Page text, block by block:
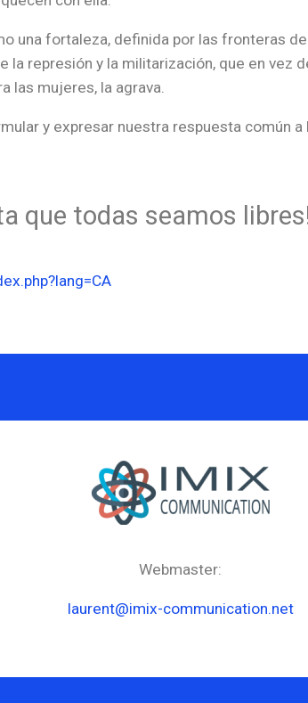
una fortaleza, definida por las fronteras
la represión y la militarización, que en vez
las mujeres, la agrava.
y expresar nuestra respuesta común a
que todas seamos
Webmaster:
laurent@imix-communication.net